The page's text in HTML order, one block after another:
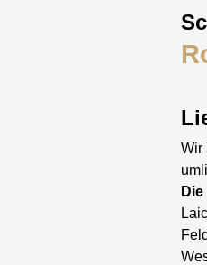
Wir